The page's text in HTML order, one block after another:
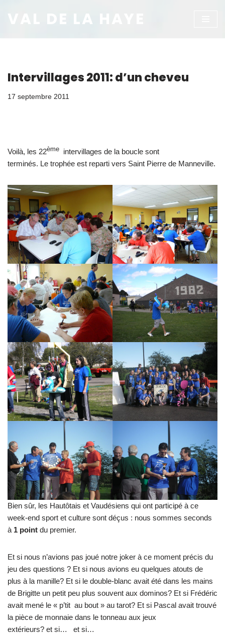
VAL DE LA HAYE
Intervillages 2011: d’un cheveu
17 septembre 2011
Voilà, les 22ème
intervillages de la boucle sont
terminés. Le trophée est reparti vers Saint Pierre de Manneville.
Bien sûr, les Hautôtais et Vaudésiens qui ont participé à ce
week-end sport et culture sont déçus : nous sommes seconds
à 1 point du premier.
Et si nous n’avions pas joué notre joker à ce moment précis du
jeu des questions ? Et si nous avions eu quelques atouts de
plus à la manille? Et si le double-blanc avait été dans les mains
de Brigitte un petit peu plus souvent aux dominos? Et si Frédéric
avait mené le « p’tit au bout » au tarot? Et si Pascal avait trouvé
la pièce de monnaie dans le tonneau aux jeux
extérieurs? et si… et si…